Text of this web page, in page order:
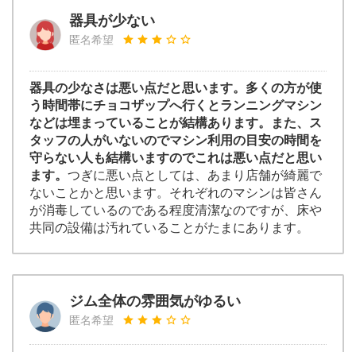
器具が少ない
匿名希望
器具の少なさは悪い点だと思います。多くの方が使
う時間帯にチョコザップへ行くとランニングマシン
などは埋まっていることが結構あります。また、ス
タッフの人がいないのでマシン利用の目安の時間を
守らない人も結構いますのでこれは悪い点だと思い
ます。 つぎに悪い点としては、あまり店舗が綺麗で
ないことかと思います。それぞれのマシンは皆さん
が消毒しているのである程度清潔なのですが、床や
共同の設備は汚れていることがたまにあります。
ジム全体の雰囲気がゆるい
匿名希望